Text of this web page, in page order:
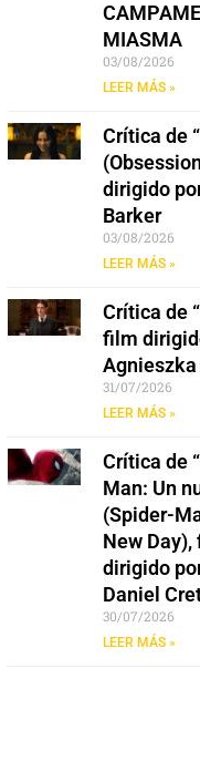
MIASMA
03/08/2026
LEER MÁS »
Crítica de
dirigido
Barker
03/08/2026
LEER MÁS »
Crítica de
film
Agnieszka
31/07/2026
LEER MÁS »
Crítica de
Man: Un
(Spider-
New Day),
dirigido
Daniel
30/07/2026
LEER MÁS »